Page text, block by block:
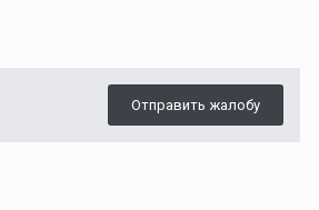
Отправить жалобу